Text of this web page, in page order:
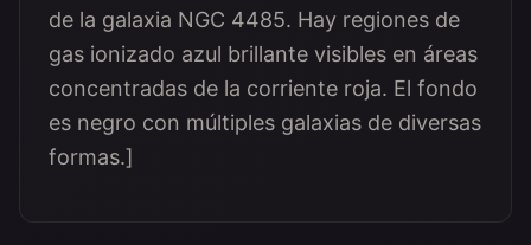
de la galaxia NGC 4485. Hay regiones de
gas ionizado azul brillante visibles en áreas
concentradas de la corriente roja. El fondo
es negro con múltiples galaxias de diversas
formas.]